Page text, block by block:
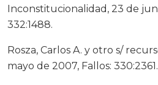
Inconstitucionalidad, 23 de
332:1488.
Rosza, Carlos A. y otro s/
mayo de 2007, Fallos: 330:2361.